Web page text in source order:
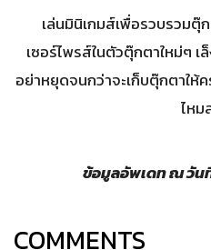
เล่นมินิเกมส์เพื่อรวบรวม
เซอร์ไพรส์ในตัวตุ๊กตาใหม่ๆ เ
อย่าหยุดจนกว่าจะเก็บตุ๊กตาให้
ไหม
ข้อมูลอัพเดท ณ วัน
COMMENTS